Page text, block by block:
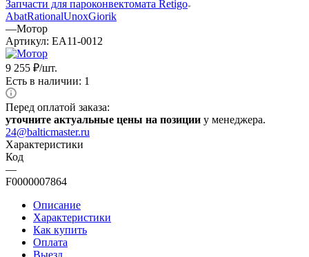
Запчасти для пароконвектомата Retigo
AbatRationalUnoxGiorik
—Мотор
Артикул: EA11-0012
9 255 ₽/шт.
Есть в наличии: 1
Перед оплатой заказа:
уточните актуальные цены на позиции у менеджера.
24@balticmaster.ru
Характеристики
Код
—
F0000007864
Описание
Характеристики
Как купить
Оплата
Выезд